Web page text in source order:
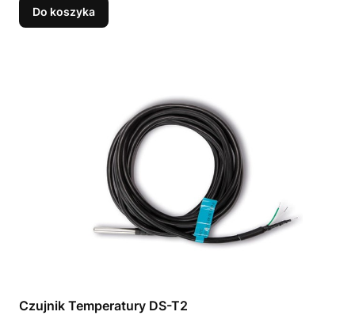
Do koszyka
Czujnik Temperatury DS-T2